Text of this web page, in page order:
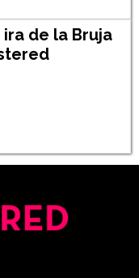
ira de la Bruja